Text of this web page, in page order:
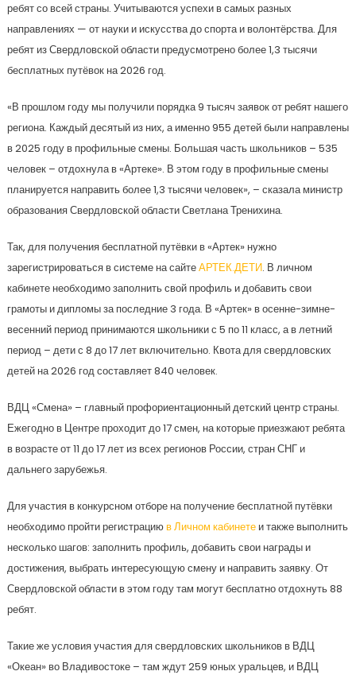
ребят со всей страны. Учитываются успехи в самых разных
направлениях — от науки и искусства до спорта и волонтёрства. Для
ребят из Свердловской области предусмотрено более 1,3 тысячи
бесплатных путёвок на 2026 год.
«В прошлом году мы получили порядка 9 тысяч заявок от ребят нашего
региона. Каждый десятый из них, а именно 955 детей были направлены
в 2025 году в профильные смены. Большая часть школьников – 535
человек – отдохнула в «Артеке». В этом году в профильные смены
планируется направить более 1,3 тысячи человек», – сказала министр
образования Свердловской области Светлана Тренихина.
Так, для получения бесплатной путёвки в «Артек» нужно
зарегистрироваться в системе на сайтеАРТЕК.ДЕТИ. В личном
кабинете необходимо заполнить свой профиль и добавить свои
грамоты и дипломы за последние 3 года. В «Артек» в осенне-зимне-
весенний период принимаются школьники с 5 по 11 класс, а в летний
период – дети с 8 до 17 лет включительно. Квота для свердловских
детей на 2026 год составляет 840 человек.
ВДЦ «Смена» – главный профориентационный детский центр страны.
Ежегодно в Центре проходит до 17 смен, на которые приезжают ребята
в возрасте от 11 до 17 лет из всех регионов России, стран СНГ и
дальнего зарубежья.
Для участия в конкурсном отборе на получение бесплатной путёвки
необходимо пройти регистрациюв Личном кабинетеи также выполнить
несколько шагов: заполнить профиль, добавить свои награды и
достижения, выбрать интересующую смену и направить заявку. От
Свердловской области в этом году там могут бесплатно отдохнуть 88
ребят.
Такие же условия участия для свердловских школьников в ВДЦ
«Океан» во Владивостоке – там ждут 259 юных уральцев, и ВДЦ